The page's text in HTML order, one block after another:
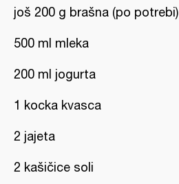
još 200 g brašna (po potrebi)
500 ml mleka
200 ml jogurta
1 kocka kvasca
2 jajeta
2 kašičice soli